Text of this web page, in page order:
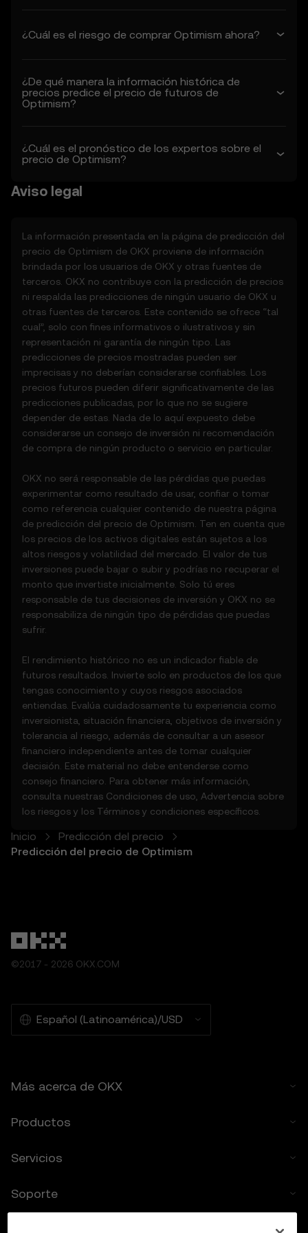
¿Cuál es el riesgo de comprar Optimism ahora?
¿De qué manera la información histórica de
precios predice el precio de futuros de
Optimism?
¿Cuál es el pronóstico de los expertos sobre el
precio de Optimism?
Aviso legal
La información presentada en la página de predicción del
precio de Optimism de OKX proviene de información
brindada por los usuarios de OKX y otras fuentes de
terceros. OKX no contribuye con la predicción de precios
ni respalda las predicciones de ningún usuario de OKX u
otras fuentes de terceros. Este contenido se ofrece “tal
cual”, solo con fines informativos o ilustrativos y sin
representación ni garantía de ningún tipo. Las
predicciones de precios mostradas pueden ser
imprecisas y no deberían considerarse confiables. Los
precios futuros pueden diferir significativamente de las
predicciones publicadas, por lo que no se sugiere
depender de estas. Nada de lo aquí expuesto debe
considerarse un consejo de inversión ni recomendación
de compra de ningún producto o servicio en particular.
OKX no será responsable de las pérdidas que puedas
experimentar como resultado de usar, confiar o tomar
como referencia cualquier contenido de nuestra página
de predicción del precio de Optimism . Ten en cuenta que
los precios de los activos digitales están sujetos a los
altos riesgos y volatilidad del mercado. El valor de tus
inversiones puede bajar o subir y podrías no recuperar el
monto que invertiste inicialmente. Solo tú eres
responsable de tus decisiones de inversión y OKX no se
responsabiliza de ningún tipo de pérdidas que puedas
sufrir.
El rendimiento histórico no es un indicador fiable de
futuros resultados. Invierte solo en productos de los que
tengas conocimiento y cuyos riesgos asociados
entiendas. Evalúa cuidadosamente tu experiencia como
inversionista, situación financiera, objetivos de inversión y
tolerancia al riesgo, además de consultar a un asesor
financiero independiente antes de tomar cualquier
decisión. Este material no debe entenderse como
consejo financiero. Para obtener más información,
consulta nuestras Condiciones de uso Advertencia sobre
los riesgos y los Términos y condiciones específicos.
Inicio
Predicción del precio
Predicción del precio de Optimism
©2017 - 2026 OKX.COM
Español (Latinoamérica)/USD
Más acerca de OKX
Productos
Servicios
Soporte
las Funciones de predicción de precios a su
exclusivo criterio. Las modificaciones entran
estos Términos periódicamente.
términos utilizados en el presente deben
tener el mismo significado que se define en
conflicto, aplican las disposiciones de estas
3. Funciones de predicción de precios
3.1 Las Funciones de predicción de precios
solo se proporcionan a modo informativo,
“como es”, sin garantías de ningún tipo.
3.2 Las Funciones de predicción de precios
pueden incluir:
• Datos agregados o derivados de fuentes
de terceros.
• Herramientas analíticas para uso
informativo, como visualización de
rendimiento de precios.
• Notificaciones o anuncios sobre actividad
inusual del mercado.
3.3 Estas Funciones de predicción de
precios no constituyen un asesoramiento
en ellas para tomar decisiones sobre
inversiones o productos.
4. Tus obligaciones
4.1 Aceptas que:
• Cumples con todas las Condiciones y
actualizaciones.
• Te abstienes de copiar o explotar las
Funciones de predicción de precios sin
consentimiento escrito.
o actividad de mercado de OKX.
5. Descargos de responsabilidad y
excepciones
5.1 Las Funciones de predicción de precios y
el contenido proporcionado:
• No garantizan ser precisos o estar
completos.
• No son asesoramiento de inversión o
financiero.
• No son recomendaciones ni consejos.
5.2 No debes basarte en las Funciones de
predicción de precios para tomar
rechaza cualquier garantía implícita,
incluidas aquellas de comerciabilidad o
idoneidad para un propósito particular. OKX
relacionados con las Funciones de
predicción de precios.
y pueden tener pérdidas importantes,
criptoactivos pueden no ser adecuados
aceptas que OKX no es responsable de